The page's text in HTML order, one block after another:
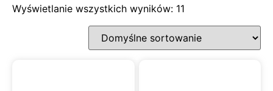
Wyświetlanie wszystkich wyników: 11